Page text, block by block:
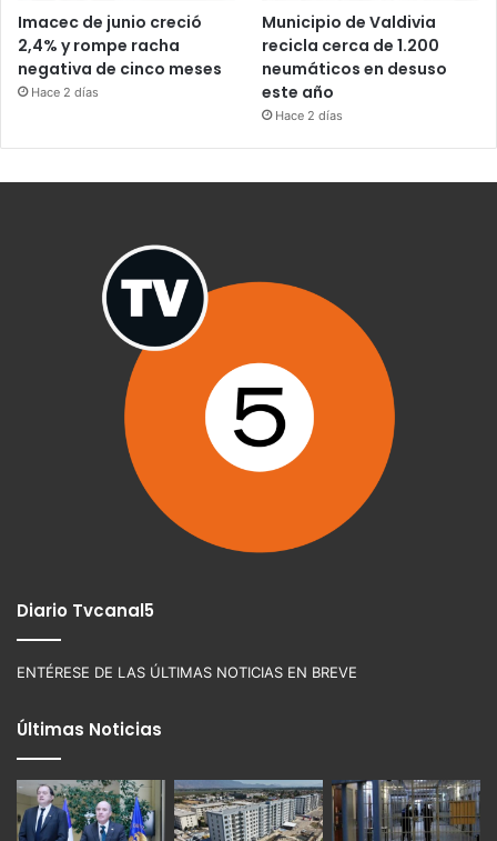
Imacec de junio creció
2,4% y rompe racha
negativa de cinco meses
Hace 2 días
Municipio de Valdivia
recicla cerca de 1.200
neumáticos en desuso
este año
Hace 2 días
Diario Tvcanal5
ENTÉRESE DE LAS ÚLTIMAS NOTICIAS EN BREVE
Últimas Noticias